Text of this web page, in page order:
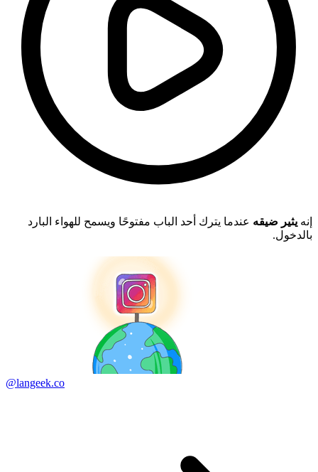
إنه يثير ضيقه عندما يترك أحد الباب مفتوحًا ويسمح للهواء البارد
بالدخول.
@langeek.co